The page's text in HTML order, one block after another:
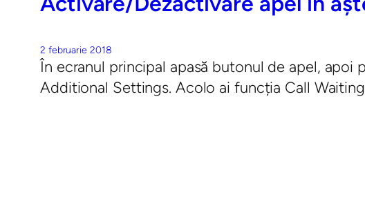
2 februarie 2018
În ecranul principal apasă butonul de apel,
Additional Settings. Acolo ai funcția Call